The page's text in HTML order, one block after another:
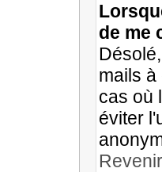
de me
mails
cas où
éviter